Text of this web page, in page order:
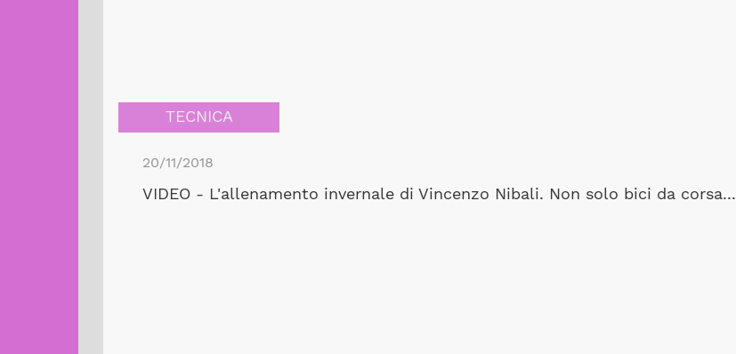
TECNICA
20/11/2018
VIDEO - L'allenamento invernale di Vincenzo Nibali. Non solo bici da corsa...